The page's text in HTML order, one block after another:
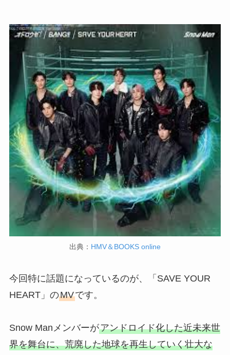
出典： HMV＆BOOKS online
今回特に話題になっているのが、「SAVE YOUR
HEART」のMVです。
Snow Manメンバーがアンドロイド化した近未来世
界を舞台に、荒廃した地球を再生していく壮大な